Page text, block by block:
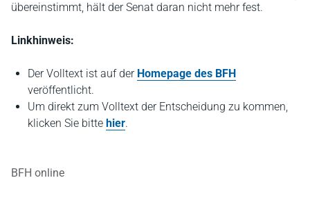
übereinstimmt, hält der Senat daran nicht mehr fest.
Linkhinweis:
Der Volltext ist auf der Homepage des BFH
veröffentlicht.
Um direkt zum Volltext der Entscheidung zu kommen,
klicken Sie bitte hier.
BFH online